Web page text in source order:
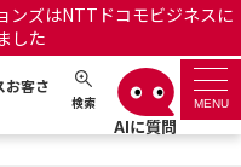
ンズはNTTドコモビジネスに
した
お客さ
検索 MENU
ート 日本語 English